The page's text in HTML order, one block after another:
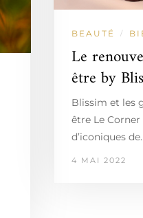
BEAUTÉ /
Le
être by
Blissim et les
être Le
d’iconiques
4 MAI 2022